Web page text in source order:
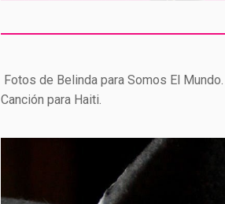
Fotos de Belinda para Somos El Mundo.
Canción para Haiti.